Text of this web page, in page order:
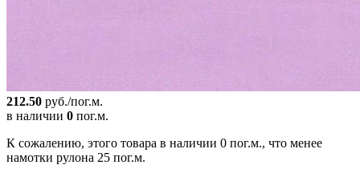
212.50 руб./пог.м.
в наличии 0 пог.м.
К сожалению, этого товара в наличии 0 пог.м., что менее
намотки рулона 25 пог.м.